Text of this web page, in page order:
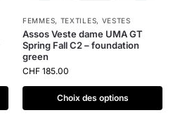
FEMMES, TEXTILES, VESTES
Assos Veste dame UMA GT
Spring Fall C2 – foundation
green
CHF 185.00
Choix des options